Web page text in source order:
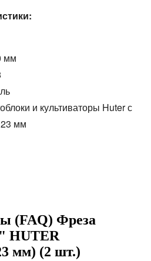
мм
и культиваторы Huter с
мм
(FAQ) Фреза
HUTER
мм) (2 шт.)